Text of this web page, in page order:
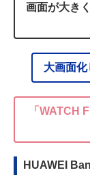
画面が大き
大画面
「WATCH
HUAWEI